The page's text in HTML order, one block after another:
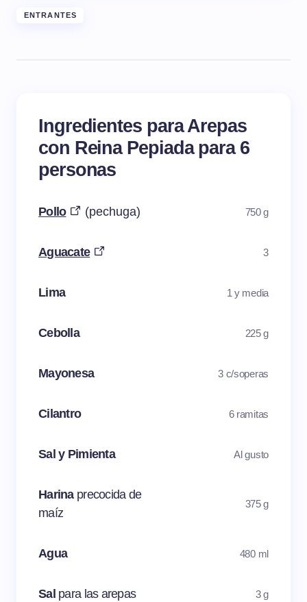
ENTRANTES
Ingredientes para Arepas
con Reina Pepiada para 6
personas
Pollo (pechuga) 750 g
Aguacate 3
Lima 1 y media
Cebolla 225 g
Mayonesa 3 c/soperas
Cilantro 6 ramitas
Sal y Pimienta Al gusto
Harina precocida de
maíz
375 g
Agua 480 ml
Sal para las arepas 3 g